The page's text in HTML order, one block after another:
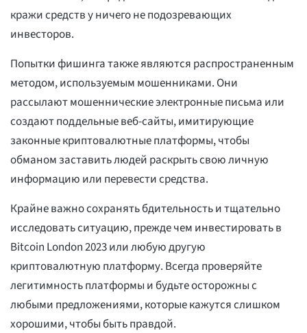
кражи средств у ничего не подозревающих
инвесторов.
Попытки фишинга также являются распространенным
методом, используемым мошенниками. Они
рассылают мошеннические электронные письма или
создают поддельные веб-сайты, имитирующие
законные криптовалютные платформы, чтобы
обманом заставить людей раскрыть свою личную
информацию или перевести средства.
Крайне важно сохранять бдительность и тщательно
исследовать ситуацию, прежде чем инвестировать в
Bitcoin London 2023 или любую другую
криптовалютную платформу. Всегда проверяйте
легитимность платформы и будьте осторожны с
любыми предложениями, которые кажутся слишком
хорошими, чтобы быть правдой.